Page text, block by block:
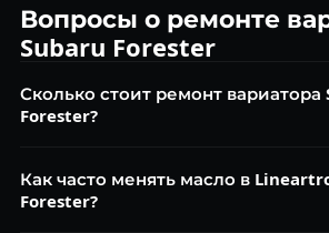
Вопросы о ремонте
Subaru Forester
Сколько стоит ремонт вариатора
Forester?
000 ₽, ремонт клапанного блока от 22
CVT от 40 000 ₽.
Как часто менять масло в
Forester?